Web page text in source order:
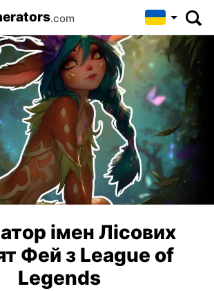
.com
імен Лісових
Фей з League of
Legends